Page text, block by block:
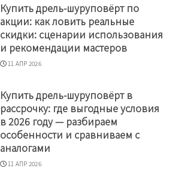
Купить дрель-шуруповёрт по
акции: как ловить реальные
скидки: сценарии использования
и рекомендации мастеров
11 АПР 2026
Купить дрель-шуруповёрт в
рассрочку: где выгодные условия
в 2026 году — разбираем
особенности и сравниваем с
аналогами
11 АПР 2026